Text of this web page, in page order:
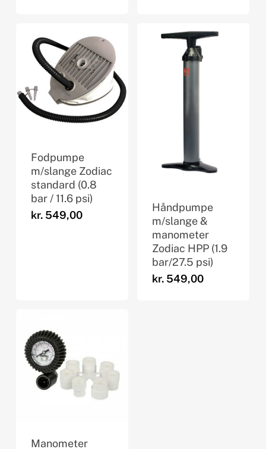
Fodpumpe
m/slange Zodiac
standard (0.8
bar / 11.6 psi)
kr.549,00
Håndpumpe
m/slange &
manometer
Zodiac HPP (1.9
bar/27.5 psi)
kr. 549,00
Manometer